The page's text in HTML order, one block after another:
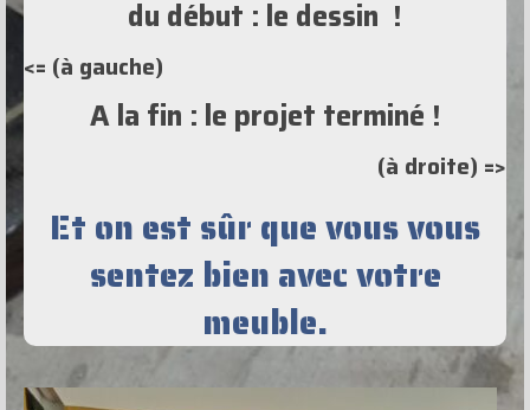
du début : le dessin !
<= (à gauche)
A la fin : le projet terminé !
(à droite) =>
Et on est sûr que vous vous
sentez bien avec votre
meuble.